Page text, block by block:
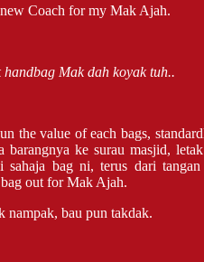
Coach for my Mak Ajah.
Mak dah koyak tuh..
the value of each bags,
barangnya ke surau masjid,
bag ni, terus dari tangan
out for Mak Ajah.
nampak, bau pun takdak.